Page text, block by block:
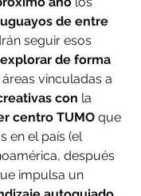
de entre
seguir esos
explorar de forma
vinculadas a
con la
centro TUMO que
en el país (el
después
impulsa un